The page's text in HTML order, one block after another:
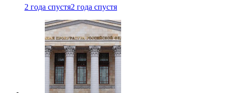
2 года спустя2 года спустя